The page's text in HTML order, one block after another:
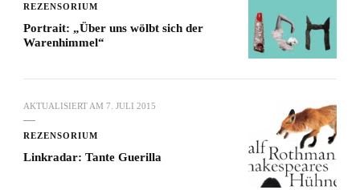
REZENSORIUM
Portrait: „Über uns wölbt sich der
Warenhimmel“
AKTUALISIERT AM 7. JULI 2015
REZENSORIUM
Linkradar: Tante Guerilla